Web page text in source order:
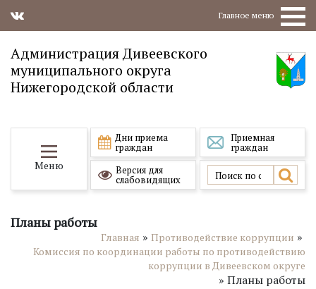
Главное меню
Администрация Дивеевского
муниципального округа
Нижегородской области
Меню
Дни приема
граждан
Приемная
граждан
Версия для
слабовидящих
Планы работы
Главная » Противодействие коррупции »
Комиссия по координации работы по противодействию
коррупции в Дивеевском округе
» Планы работы